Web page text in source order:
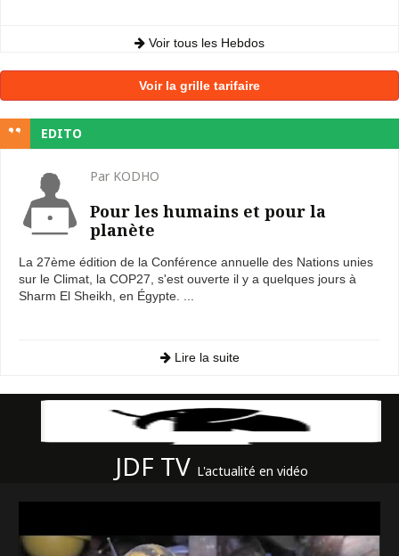
Voir tous les Hebdos
Voir la grille tarifaire
EDITO
Par KODHO
Pour les humains et pour la
planète
La 27ème édition de la Conférence annuelle des Nations unies
sur le Climat, la COP27, s'est ouverte il y a quelques jours à
Sharm El Sheikh, en Égypte. ...
Lire la suite
JDF TV L'actualité en vidéo